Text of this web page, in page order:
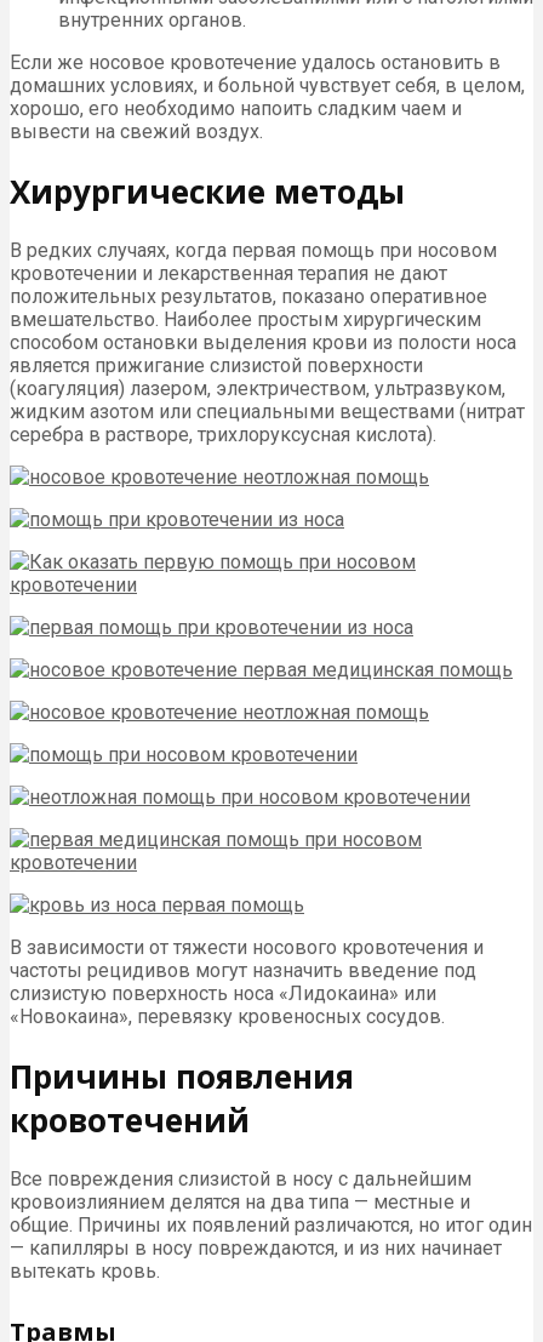
внутренних органов.
Если же носовое кровотечение удалось остановить в
домашних условиях, и больной чувствует себя, в целом,
хорошо, его необходимо напоить сладким чаем и
вывести на свежий воздух.
Хирургические методы
В редких случаях, когда первая помощь при носовом
кровотечении и лекарственная терапия не дают
положительных результатов, показано оперативное
вмешательство. Наиболее простым хирургическим
способом остановки выделения крови из полости носа
является прижигание слизистой поверхности
(коагуляция) лазером, электричеством, ультразвуком,
жидким азотом или специальными веществами (нитрат
серебра в растворе, трихлоруксусная кислота).
В зависимости от тяжести носового кровотечения и
частоты рецидивов могут назначить введение под
слизистую поверхность носа «Лидокаина» или
«Новокаина», перевязку кровеносных сосудов.
Причины появления
кровотечений
Все повреждения слизистой в носу с дальнейшим
кровоизлиянием делятся на два типа — местные и
общие. Причины их появлений различаются, но итог один
— капилляры в носу повреждаются, и из них начинает
вытекать кровь.
Травмы